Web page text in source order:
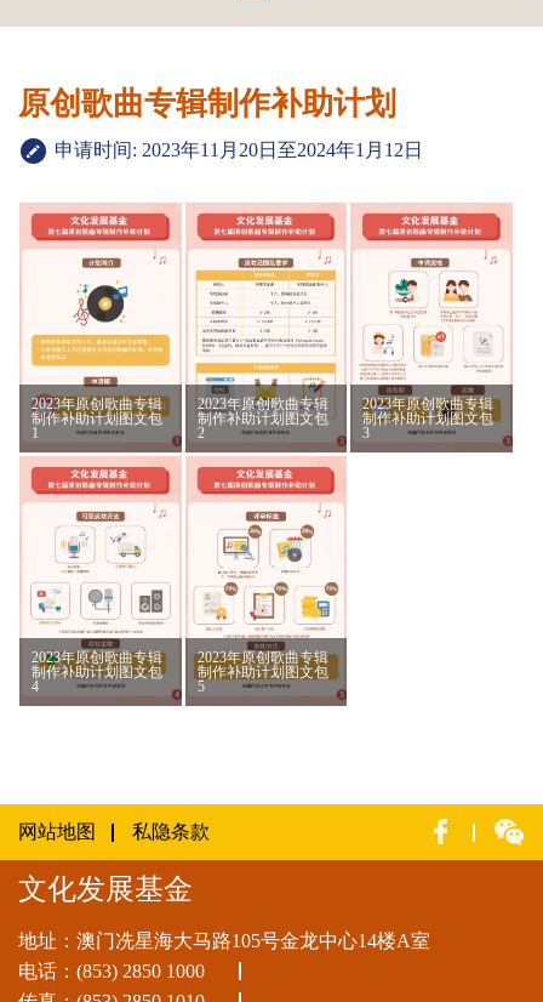
原创歌曲专辑制作补助计划
申请时间: 2023年11月20日至2024年1月12日
2023年原创歌曲专辑
制作补助计划图文包
1
2023年原创歌曲专辑
制作补助计划图文包
2
2023年原创歌曲专辑
制作补助计划图文包
3
2023年原创歌曲专辑
制作补助计划图文包
4
2023年原创歌曲专辑
制作补助计划图文包
5
网站地图 私隐条款
文化发展基金
地址：澳门冼星海大马路105号金龙中心14楼A室
电话： (853) 2850 1000